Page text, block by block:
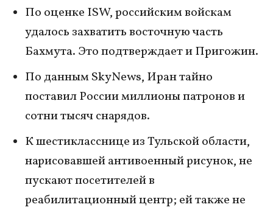
По оценке ISW, российским войскам
удалось захватить восточную часть
Бахмута. Это подтверждает и Пригожин.
По данным SkyNews, Иран тайно
поставил России миллионы патронов и
сотни тысяч снарядов.
К шестикласснице из Тульской области,
нарисовавшей антивоенный рисунок, не
пускают посетителей в
реабилитационный центр; ей также не